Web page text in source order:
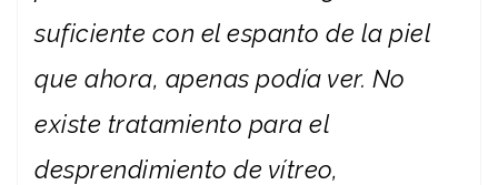
suficiente con el espanto de la piel
que ahora, apenas podía ver. No
existe tratamiento para el
desprendimiento de vítreo,